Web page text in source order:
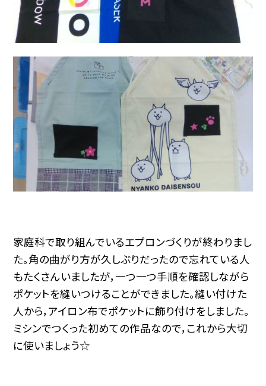
家庭科で取り組んでいるエプロンづくりが終わりまし
た。角の曲がり方が久しぶりだったので忘れている人
もたくさんいましたが，一つ一つ手順を確認しながら
ポケットを縫いつけることができました。縫い付けた
人から，アイロン布でポケットに飾り付けをしました。
ミシンでつくった初めての作品なので，これから大切
に使いましょう☆